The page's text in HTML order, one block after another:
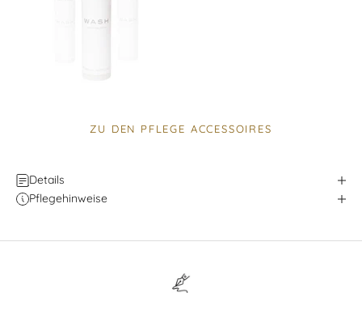
ZU DEN PFLEGE ACCESSOIRES
Details
Pflegehinweise